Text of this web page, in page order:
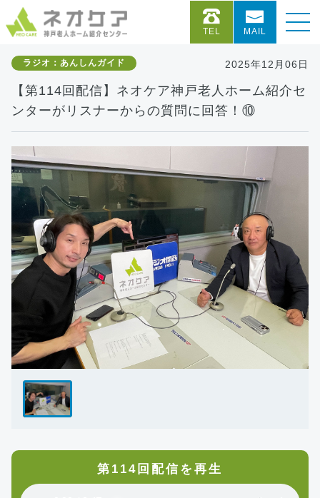
TEL MAIL
ラジオ：あんしんガイド 2025年12月06日
【第114回配信】ネオケア神戸老人ホーム紹介セ
ンターがリスナーからの質問に回答！⑩
第114回配信を再生